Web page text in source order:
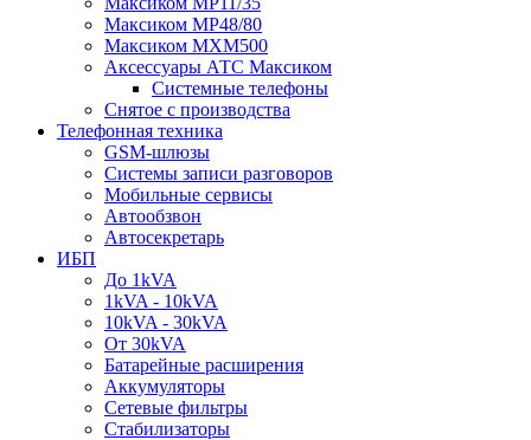
Максиком MP48/80
Максиком MXM500
Аксессуары АТС Максиком
Системные телефоны
Снятое с производства
Телефонная техника
GSM-шлюзы
Системы записи разговоров
Мобильные сервисы
Автообзвон
Автосекретарь
ИБП
До 1kVA
1kVA - 10kVA
10kVA - 30kVA
От 30kVA
Батарейные расширения
Аккумуляторы
Сетевые фильтры
Стабилизаторы